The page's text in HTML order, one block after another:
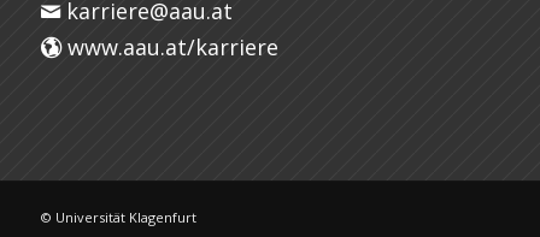
karriere@aau.at
www.aau.at/karriere
© Universität Klagenfurt